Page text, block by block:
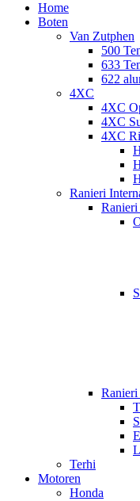
Home
Boten
Van Zutphen
500
633
622
4XC
4XC
4XC
4XC
Ranieri
Ranieri
Terhi
Motoren
Honda